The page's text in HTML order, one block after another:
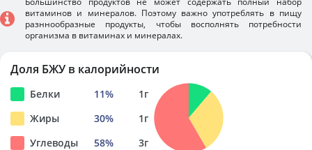
витаминов и минералов. Поэтому важно употреблять в пищу
разннообразные продукты, чтобы восполнять потребности
организма в витаминах и минералах.
Доля БЖУ в калорийности
Белки 11% 1г
Жиры
30% 1г
Углеводы
58% 3г